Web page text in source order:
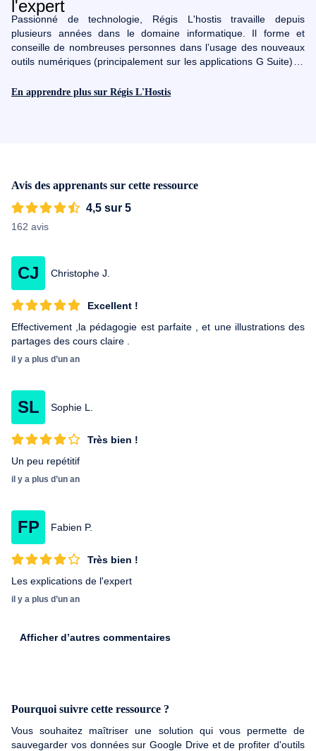
Passionné de technologie, Régis L'hostis travaille depuis
plusieurs années dans le domaine informatique. Il forme et
conseille de nombreuses personnes dans l’usage des nouveaux
outils numériques (principalement sur les applications G Suite) et
dans leur quotidien. Également passionné de développement
En apprendre plus sur Régis L'Hostis
Avis des apprenants sur cette ressource
4,5 sur 5
162 avis
CJ Christophe J.
Excellent !
Effectivement ,la pédagogie est parfaite , et une illustrations des
partages des cours claire .
il y a plus d’un an
SL Sophie L.
Très bien !
Un peu repétitif
il y a plus d’un an
FP Fabien P.
Très bien !
Les explications de l'expert
il y a plus d’un an
Afficher d’autres commentaires
Pourquoi suivre cette ressource ?
Vous souhaitez maîtriser une solution qui vous permette de
sauvegarder vos données sur Google Drive et de profiter d'outils